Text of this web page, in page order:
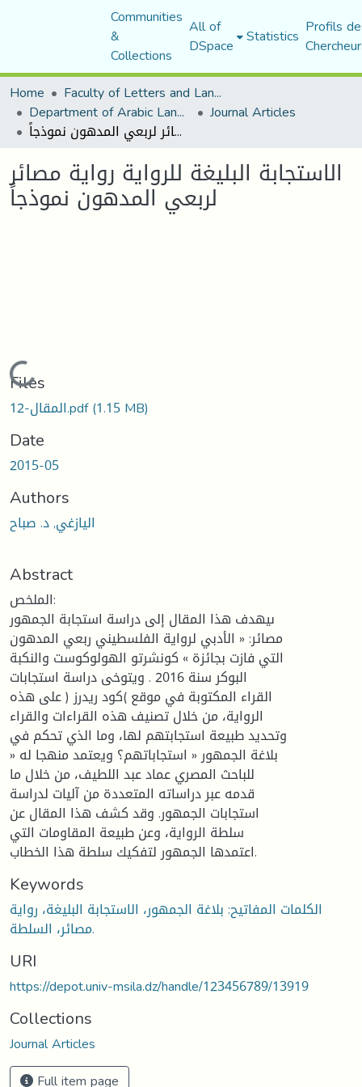
Communities
&
Collections
All of
DSpace Statistics Profils
Home
Faculty of Letters and Languages
Department of Arabic Language and Literature Journal Articles
الاستجابة البليغة للرواية رواية مصائر لربعي المدهون نموذجاً
الاستجابة البليغة للرواية رواية مصائر
لربعي المدهون نموذجاً
Loading...
Files
المقال-12.pdf(1.15 MB)
Date
2015-05
Authors
اليازغي, د. صباح
Abstract
الملخص:
ىيهدف هذا المقال إلى دراسة استجابة الجمهور
مصائر: « الأدبي لرواية الفلسطيني ربعي المدهون
التي فازت بجائزة » كونشرتو الهولوكوست والنكبة
البوكر سنة 2016 . ويتوخى دراسة استجابات
القراء المكتوبة في موقع )كود ريدرز ( على هذه
الرواية، من خلال تصنيف هذه القراءات والقراء
وتحديد طبيعة استجابتهم لها، وما الذي تحكم في
» بلاغة الجمهور « استجاباتهم؟ ويعتمد منهجا له
للباحث المصري عماد عبد اللطيف، من خلال ما
قدمه عبر دراساته المتعددة من آليات لدراسة
استجابات الجمهور. وقد كشف هذا المقال عن
سلطة الرواية، وعن طبيعة المقاومات التي
اعتمدها الجمهور لتفكيك سلطة هذا الخطاب.
Keywords
الكلمات المفاتيح: بلاغة الجمهور، الاستجابة البليغة، رواية
مصائر، السلطة.
URI
https://depot.univ-msila.dz/handle/123456789/13919
Collections
Journal Articles
Full item page